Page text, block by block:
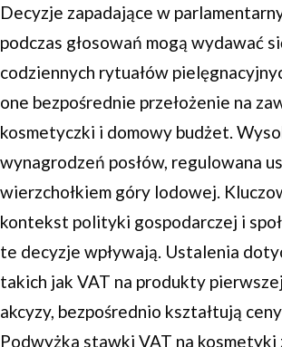
Decyzje zapadające w
podczas głosowań mogą wydawać
codziennych rytuałów
one bezpośrednie przełożenie na
kosmetyczki i domowy budżet.
wynagrodzeń posłów, regulowana
wierzchołkiem góry lodowej.
kontekst polityki gospodarczej i
te decyzje wpływają. Ustalenia
takich jak VAT na produkty
akcyzy, bezpośrednio kształtują
Podwyżka stawki VAT na kosmetyki